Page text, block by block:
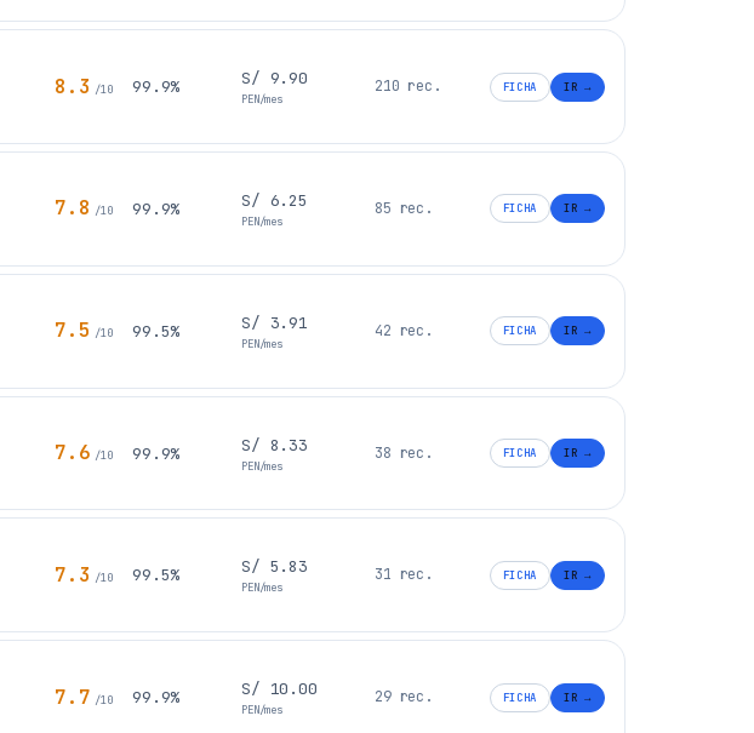
8.3 /10 99.9% S/ 9.90
PEN/mes
210 rec. FICHA IR →
7.8 /10 99.9% S/ 6.25
PEN/mes
85 rec. FICHA IR →
7.5 /10 99.5% S/ 3.91
PEN/mes
42 rec. FICHA IR →
7.6 /10 99.9% S/ 8.33
PEN/mes
38 rec. FICHA IR →
7.3 /10 99.5% S/ 5.83
PEN/mes
31 rec. FICHA IR →
7.7 /10 99.9% S/ 10.00
PEN/mes
29 rec. FICHA IR →